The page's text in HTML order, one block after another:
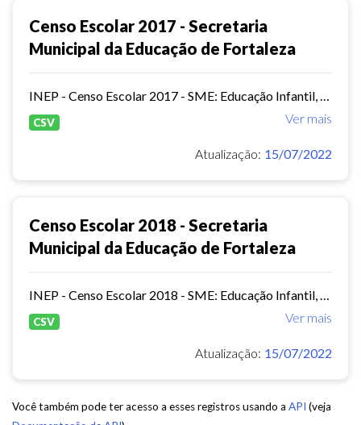
Censo Escolar 2017 - Secretaria
Municipal da Educação de Fortaleza
Ver mais
CSV
Atualização: 15/07/2022
Censo Escolar 2018 - Secretaria
Municipal da Educação de Fortaleza
Ver mais
CSV
Atualização: 15/07/2022
Você também pode ter acesso a esses registros usando a API (veja